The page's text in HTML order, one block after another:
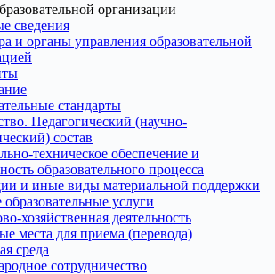
организации
сведения
и органы управления образовательной
стандарты
Педагогический (научно-
состав
техническое обеспечение и
образовательного процесса
и иные виды материальной поддержки
услуги
хозяйственная деятельность
места для приема (перевода)
среда
сотрудничество